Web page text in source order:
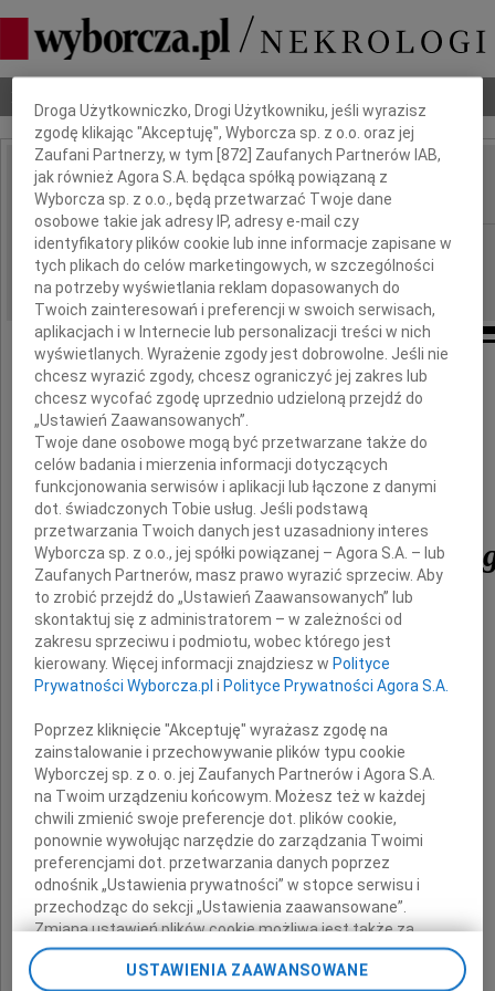
IMIĘ I NAZWISKO: Władysław Stopiński
REGION: Kielce
DATA EMISJI: 22.12.2010
Z wielkim żalem żegnam
kapitana
Władysława
bohaterskiego obrońcę Westerplatte.
Cześć Jego pamięci!
Bożentyna Pałka-Koruba
Wojewoda Świętokrzyski
Dbamy o Twoją prywatność
Droga Użytkowniczko, Drogi Użytkowniku, jeśli wyrazisz
zgodę klikając "Akceptuję", Wyborcza sp. z o.o. oraz jej
Zaufani Partnerzy, w tym [872 ] Zaufanych Partnerów IAB,
jak również Agora S.A. będąca spółką powiązaną z
Wyborcza sp. z o.o., będą przetwarzać Twoje dane
osobowe takie jak adresy IP, adresy e-mail czy
identyfikatory plików cookie lub inne informacje zapisane w
tych plikach do celów marketingowych, w szczególności
na potrzeby wyświetlania reklam dopasowanych do
Twoich zainteresowań i preferencji w swoich serwisach,
aplikacjach i w Internecie lub personalizacji treści w nich
wyświetlanych. Wyrażenie zgody jest dobrowolne. Jeśli nie
chcesz wyrazić zgody, chcesz ograniczyć jej zakres lub
chcesz wycofać zgodę uprzednio udzieloną przejdź do
„Ustawień Zaawansowanych”.
Twoje dane osobowe mogą być przetwarzane także do
celów badania i mierzenia informacji dotyczących
funkcjonowania serwisów i aplikacji lub łączone z danymi
dot. świadczonych Tobie usług. Jeśli podstawą
przetwarzania Twoich danych jest uzasadniony interes
Wyborcza sp. z o.o., jej spółki powiązanej – Agora S.A. – lub
Zaufanych Partnerów, masz prawo wyrazić sprzeciw. Aby
to zrobić przejdź do „Ustawień Zaawansowanych” lub
skontaktuj się z administratorem – w zależności od
zakresu sprzeciwu i podmiotu, wobec którego jest
kierowany. Więcej informacji znajdziesz w Polityce
Prywatności Wyborcza.pl i Polityce Prywatności Agora S.A.
Poprzez kliknięcie "Akceptuję" wyrażasz zgodę na
zainstalowanie i przechowywanie plików typu cookie
Wyborczej sp. z o. o. jej Zaufanych Partnerów i Agora S.A.
na Twoim urządzeniu końcowym. Możesz też w każdej
chwili zmienić swoje preferencje dot. plików cookie,
ponownie wywołując narzędzie do zarządzania Twoimi
preferencjami dot. przetwarzania danych poprzez
odnośnik „Ustawienia prywatności” w stopce serwisu i
przechodząc do sekcji „Ustawienia zaawansowane”.
Zmiana ustawień plików cookie możliwa jest także za
pomocą ustawień przeglądarki.
USTAWIENIA ZAAWANSOWANE